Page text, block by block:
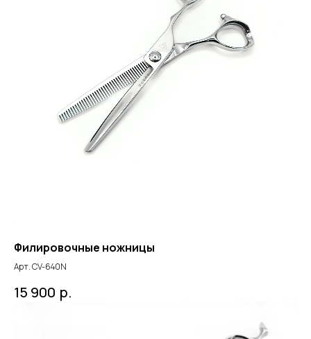
Филировочные ножницы
Арт. СV-640N
15 900 р.